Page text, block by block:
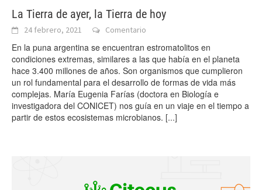
La Tierra de ayer, la Tierra de hoy
24 febrero, 2021 Comentario
En la puna argentina se encuentran estromatolitos en
condiciones extremas, similares a las que había en el planeta
hace 3.400 millones de años. Son organismos que cumplieron
un rol fundamental para el desarrollo de formas de vida más
complejas. María Eugenia Farías (doctora en Biología e
investigadora del CONICET) nos guía en un viaje en el tiempo a
partir de estos ecosistemas microbianos. [...]